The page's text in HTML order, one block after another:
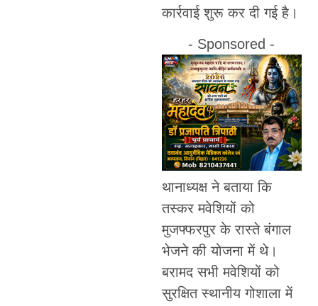
कार्रवाई शुरू कर दी गई है।
- Sponsored -
थानाध्यक्ष ने बताया कि
तस्कर मवेशियों को
मुजफ्फरपुर के रास्ते बंगाल
भेजने की योजना में थे।
बरामद सभी मवेशियों को
सुरक्षित स्थानीय गोशाला में